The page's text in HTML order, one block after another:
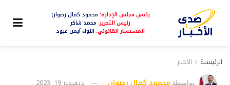
رئيس مجلس الإدارة: محمود كمال رضوان
رئيس التحرير: محمد شاكر
المستشار القانوني: اللواء أيمن عبود
الرئيسية الأخبار
بواسطة